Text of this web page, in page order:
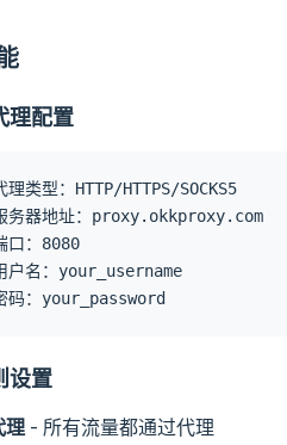
理配置
理类型：HTTP/HTTPS/SOCKS5
务器地址：proxy.okkproxy.com
口：8080
户名：your_username
码：your_password
设置
理 - 所有流量都通过代理